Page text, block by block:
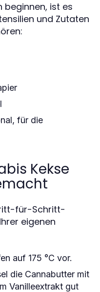
beginnen, ist es
und Zutaten
für die
Kekse
für-Schritt-
eigenen
auf 175 °C vor.
die Cannabutter mit
Vanilleextrakt gut